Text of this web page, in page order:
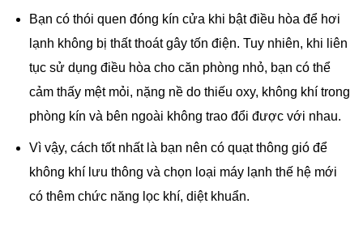
Bạn có thói quen đóng kín cửa khi bật điều hòa để hơi
lạnh không bị thất thoát gây tốn điện. Tuy nhiên, khi liên
tục sử dụng điều hòa cho căn phòng nhỏ, bạn có thể
cảm thấy mệt mỏi, nặng nề do thiếu oxy, không khí trong
phòng kín và bên ngoài không trao đổi được với nhau.
Vì vậy, cách tốt nhất là bạn nên có quạt thông gió để
không khí lưu thông và chọn loại máy lạnh thế hệ mới
có thêm chức năng lọc khí, diệt khuẩn.